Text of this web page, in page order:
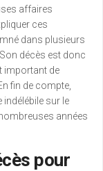
affaires
ces
dans plusieurs
décès est donc
important de
fin de compte,
sur le
années
pour